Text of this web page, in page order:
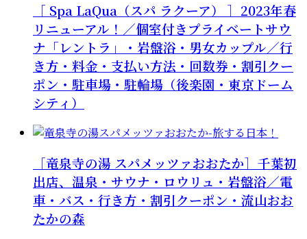
［ Spa LaQua（スパ ラクーア） ］2023年春
リニューアル！／個室付きプライベートサウ
ナ「レントラ」・岩盤浴・男女カップル／行
き方・料金・支払い方法・回数券・割引クー
ポン・駐車場・駐輪場（後楽園・東京ドーム
シティ）
［竜泉寺の湯 スパメッツァおおたか］千葉初
出店、温泉・サウナ・ロウリュ・岩盤浴／電
車・バス・行き方・割引クーポン・流山おお
たかの森